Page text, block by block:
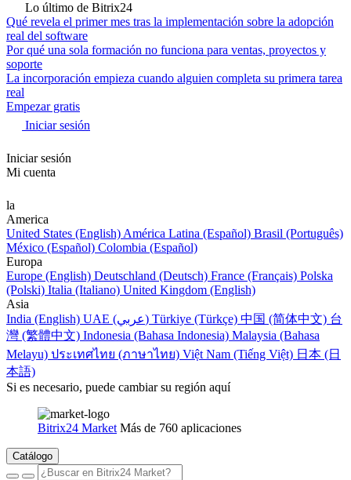
Lo último de Bitrix24
Qué revela el primer mes tras la implementación sobre la adopción
real del software
Por qué una sola formación no funciona para ventas, proyectos y
soporte
La incorporación empieza cuando alguien completa su primera tarea
real
Empezar gratis
Iniciar sesión
Iniciar sesión
Mi cuenta
la
America
United States (English) América Latina (Español) Brasil (Português)
México (Español) Colombia (Español)
Europa
Europe (English) Deutschland (Deutsch) France (Français) Polska
(Polski) Italia (Italiano) United Kingdom (English)
Asia
India (English)
UAE (عربي) Türkiye (Türkçe) 中国 (简体中文) 台
灣 (繁體中文) Indonesia (Bahasa Indonesia) Malaysia (Bahasa
Melayu) ประเทศไทย (ภาษาไทย) Việt Nam (Tiếng Việt) 日本 (日
本語)
Si es necesario, puede cambiar su región aquí
Bitrix24 Market Más de 760 aplicaciones
Catálogo